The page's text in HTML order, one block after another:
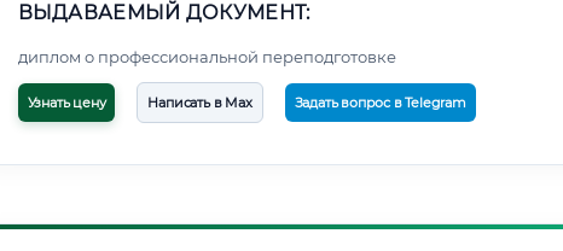
ВЫДАВАЕМЫЙ ДОКУМЕНТ:
диплом о профессиональной переподготовке
Узнать цену Написать в Max Задать вопрос в Telegram